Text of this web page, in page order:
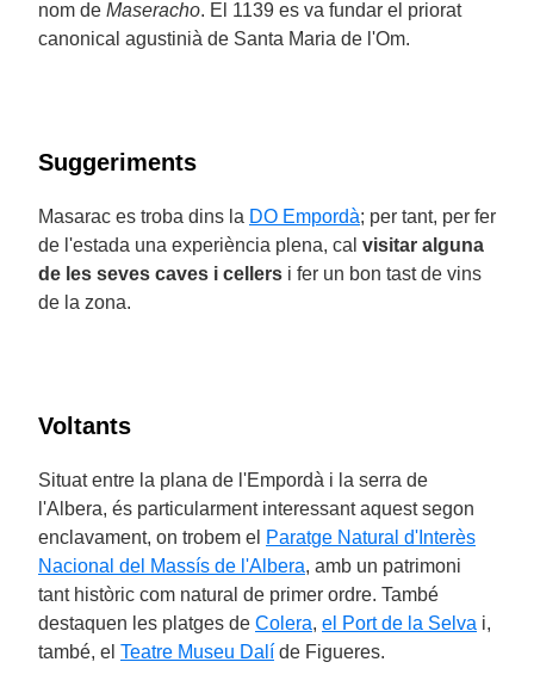
nom de Maseracho. El 1139 es va fundar el priorat
canonical agustinià de Santa Maria de l'Om.
Suggeriments
Masarac es troba dins la DO Empordà; per tant, per fer
de l'estada una experiència plena, cal visitar alguna
de les seves caves i cellers i fer un bon tast de vins
de la zona.
Voltants
Situat entre la plana de l'Empordà i la serra de
l'Albera, és particularment interessant aquest segon
enclavament, on trobem el Paratge Natural d'Interès
Nacional del Massís de l'Albera, amb un patrimoni
tant històric com natural de primer ordre. També
destaquen les platges de Colera, el Port de la Selva i,
també, el Teatre Museu Dalí de Figueres.